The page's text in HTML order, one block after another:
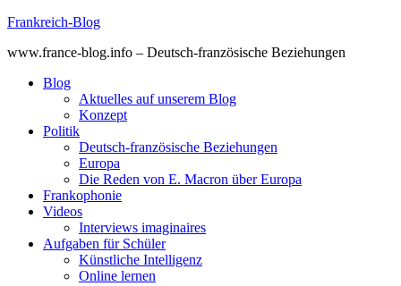
Skip
content
Frankreich-Blog
www.france-blog.info – Deutsch-französische Beziehungen
Blog
Aktuelles auf unserem Blog
Konzept
Politik
Deutsch-französische Beziehungen
Europa
Die Reden von E. Macron über Europa
Frankophonie
Videos
Interviews imaginaires
Aufgaben für Schüler
Künstliche Intelligenz
Online lernen